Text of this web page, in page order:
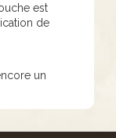
est
de
un